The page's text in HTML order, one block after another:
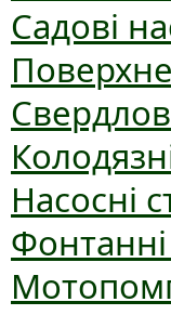
Садові
Насосні